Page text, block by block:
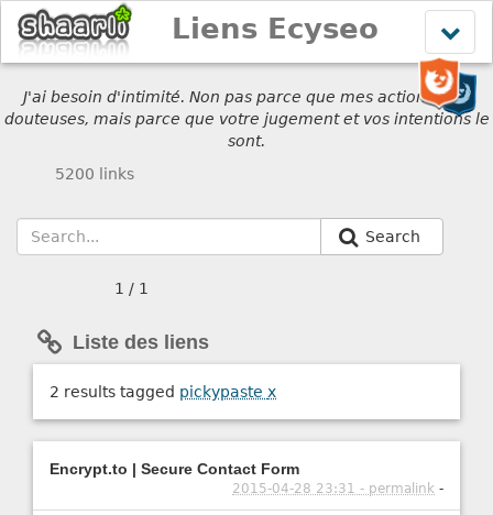
le
menu
Liens Ecyseo
J'ai besoin d'intimité. Non pas parce que mes actions sont
douteuses, mais parce que votre jugement et vos intentions le
sont.
5200 links
Search
1 / 1
Liste des liens
2 results tagged pickypaste x
Encrypt.to | Secure Contact Form
2015-04-28 23:31 - permalink -